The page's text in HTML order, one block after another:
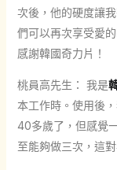
次後，他的硬度讓
們可以再次享受愛
感謝韓國奇力片！
桃員高先生： 我是
本工作時。使用後
40多歲了，但感覺
至能夠做三次，這